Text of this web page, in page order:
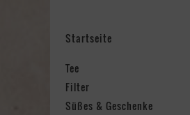
Startseite
Tee
Filter
Süßes & Geschenke